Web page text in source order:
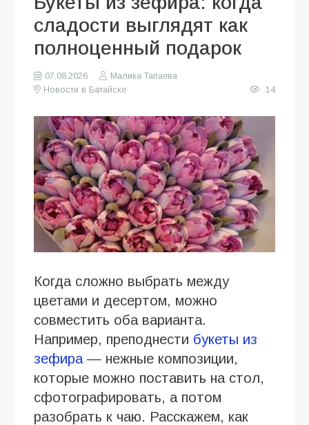
сладости выглядят как
полноценный подарок
07.08.2026
Малика Тапаева
Новости в Батайске
14
Когда сложно выбрать между
цветами и десертом, можно
совместить оба варианта.
Например, преподнести букеты из
зефира— нежные композиции,
которые можно поставить на стол,
сфотографировать, а потом
разобрать к чаю. Расскажем, как